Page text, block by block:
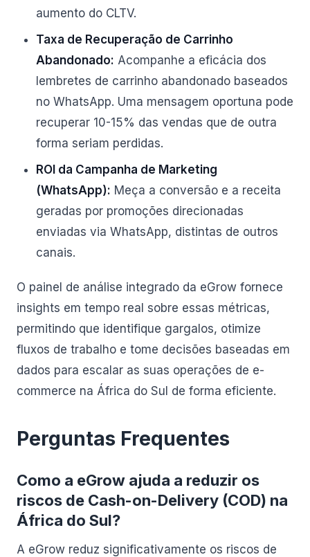
aumento do CLTV.
Taxa de Recuperação de Carrinho
Abandonado: Acompanhe a eficácia dos
lembretes de carrinho abandonado baseados
no WhatsApp. Uma mensagem oportuna pode
recuperar 10-15% das vendas que de outra
forma seriam perdidas.
ROI da Campanha de Marketing
(WhatsApp): Meça a conversão e a receita
geradas por promoções direcionadas
enviadas via WhatsApp, distintas de outros
canais.
O painel de análise integrado da eGrow fornece
insights em tempo real sobre essas métricas,
permitindo que identifique gargalos, otimize
fluxos de trabalho e tome decisões baseadas em
dados para escalar as suas operações de e-
commerce na África do Sul de forma eficiente.
Perguntas Frequentes
Como a eGrow ajuda a reduzir os
riscos de Cash-on-Delivery (COD) na
África do Sul?
A eGrow reduz significativamente os riscos de